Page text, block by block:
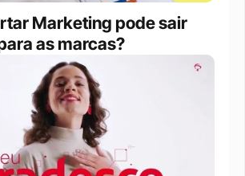
Marketing pode sair
as marcas?